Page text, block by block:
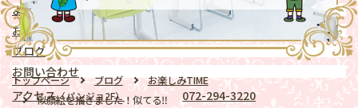
よくある質問
お知らせ
ブログ
お問い合わせ
アクセス（パンジョ2F）
072-294-3220
トップページ ブログ
お楽しみTIME
似顔絵を描きました！似てる‼️